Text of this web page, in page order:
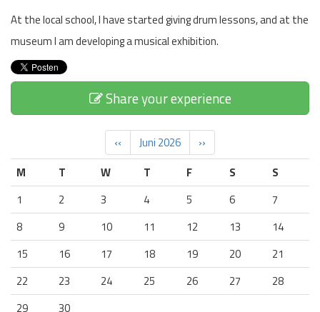
At the local school, I have started giving drum lessons, and at the
museum I am developing a musical exhibition.
Share your experience
‹‹ Juni 2026
››
M
T W T F S
S
1
2 3 4 5 6
7
8
9 10 11 12 13
14
15
16 17 18 19 20
21
22
23 24 25 26 27
28
29
30